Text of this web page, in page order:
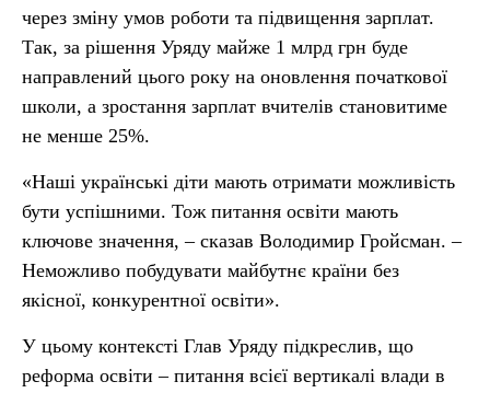
через зміну умов роботи та підвищення зарплат.
Так, за рішення Уряду майже 1 млрд грн буде
направлений цього року на оновлення початкової
школи, а зростання зарплат вчителів становитиме
не менше 25%.
«Наші українські діти мають отримати можливість
бути успішними. Тож питання освіти мають
ключове значення, – сказав Володимир Гройсман. –
Неможливо побудувати майбутнє країни без
якісної, конкурентної освіти».
У цьому контексті Глав Уряду підкреслив, що
реформа освіти – питання всієї вертикалі влади в